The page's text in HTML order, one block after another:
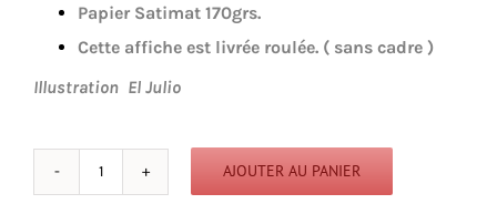
Papier Satimat 170grs.
Cette affiche est livrée roulée. ( sans cadre )
Illustration El Julio
quantité
de
AJOUTER AU PANIER